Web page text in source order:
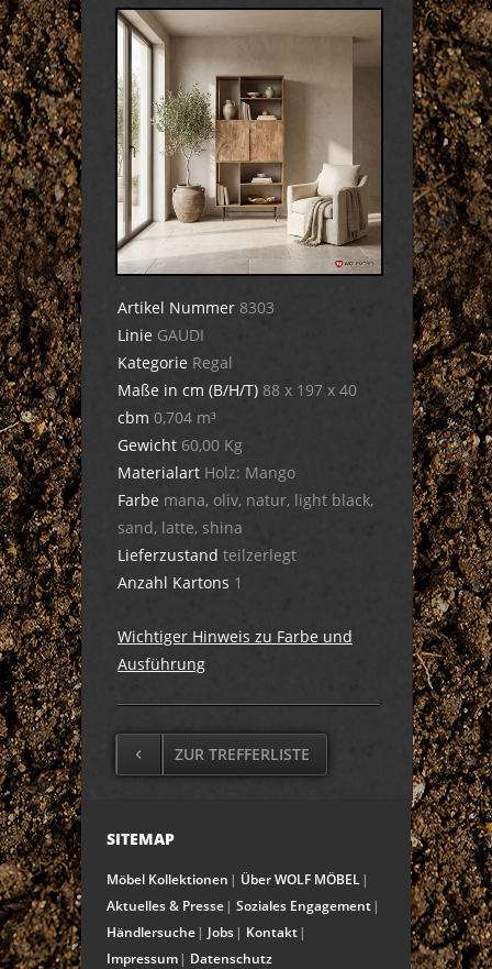
Artikel Nummer 8303
Linie GAUDI
Kategorie Regal
Maße in cm (B/H/T) 88 x 197 x 40
cbm 0,704 m³
Gewicht 60,00 Kg
Materialart Holz: Mango
Farbe mana, oliv, natur, light black,
sand, latte, shina
Lieferzustand teilzerlegt
Anzahl Kartons 1
Wichtiger Hinweis zu Farbe und
Ausführung
ZUR TREFFERLISTE
SITEMAP
Möbel Kollektionen
Über WOLF MÖBEL
Aktuelles & Presse
Soziales Engagement
Händlersuche
Jobs
Kontakt
Impressum
Datenschutz